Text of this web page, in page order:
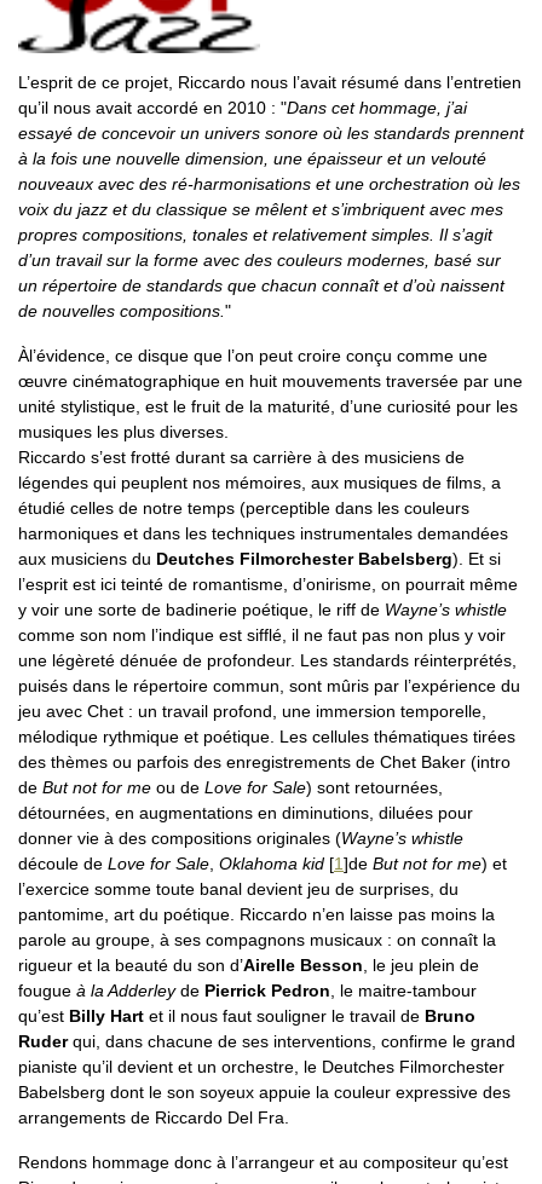
L’esprit de ce projet, Riccardo nous l’avait résumé dans l’entretien
qu’il nous avait accordé en 2010 : "Dans cet hommage, j’ai
essayé de concevoir un univers sonore où les standards prennent
à la fois une nouvelle dimension, une épaisseur et un velouté
nouveaux avec des ré-harmonisations et une orchestration où les
voix du jazz et du classique se mêlent et s’imbriquent avec mes
propres compositions, tonales et relativement simples. Il s’agit
d’un travail sur la forme avec des couleurs modernes, basé sur
un répertoire de standards que chacun connaît et d’où naissent
de nouvelles compositions. "
Àl’évidence, ce disque que l’on peut croire conçu comme une
œuvre cinématographique en huit mouvements traversée par une
unité stylistique, est le fruit de la maturité, d’une curiosité pour les
musiques les plus diverses.
Riccardo s’est frotté durant sa carrière à des musiciens de
légendes qui peuplent nos mémoires, aux musiques de films, a
étudié celles de notre temps (perceptible dans les couleurs
harmoniques et dans les techniques instrumentales demandées
aux musiciens du Deutches Filmorchester Babelsberg). Et si
l’esprit est ici teinté de romantisme, d’onirisme, on pourrait même
y voir une sorte de badinerie poétique, le riff de Wayne’s whistle
comme son nom l’indique est sifflé, il ne faut pas non plus y voir
une légèreté dénuée de profondeur. Les standards réinterprétés,
puisés dans le répertoire commun, sont mûris par l’expérience du
jeu avec Chet : un travail profond, une immersion temporelle,
mélodique rythmique et poétique. Les cellules thématiques tirées
des thèmes ou parfois des enregistrements de Chet Baker (intro
de But not for me ou de Love for Sale) sont retournées,
détournées, en augmentations en diminutions, diluées pour
donner vie à des compositions originales (Wayne’s whistle
découle de Love for Sale Oklahoma kid [1]de But not for me) et
l’exercice somme toute banal devient jeu de surprises, du
pantomime, art du poétique. Riccardo n’en laisse pas moins la
parole au groupe, à ses compagnons musicaux : on connaît la
rigueur et la beauté du son d’Airelle Besson , le jeu plein de
fougue à la Adderleyde Pierrick Pedron , le maitre-tambour
qu’est Billy Hart et il nous faut souligner le travail de Bruno
Ruderqui, dans chacune de ses interventions, confirme le grand
pianiste qu’il devient et un orchestre, le Deutches Filmorchester
Babelsberg dont le son soyeux appuie la couleur expressive des
arrangements de Riccardo Del Fra.
Rendons hommage donc à l’arrangeur et au compositeur qu’est